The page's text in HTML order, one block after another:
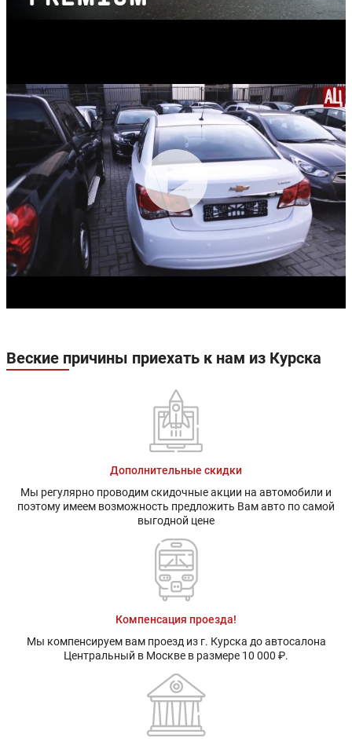
Веские причины приехать к нам из Курска
Дополнительные скидки
Мы регулярно проводим скидочные акции на автомобили и
поэтому имеем возможность предложить Вам авто по самой
выгодной цене
Компенсация проезда!
Мы компенсируем вам проезд из г. Курска до автосалона
Центральный в Москве в размере 10 000 ₽.